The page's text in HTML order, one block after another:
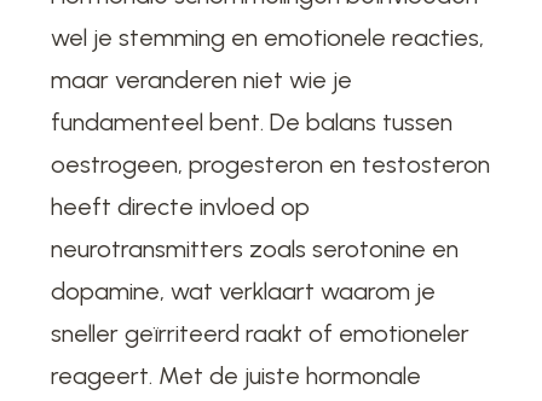
wel je stemming en emotionele reacties,
maar veranderen niet wie je
fundamenteel bent. De balans tussen
oestrogeen, progesteron en testosteron
heeft directe invloed op
neurotransmitters zoals serotonine en
dopamine, wat verklaart waarom je
sneller geïrriteerd raakt of emotioneler
reageert. Met de juiste hormonale